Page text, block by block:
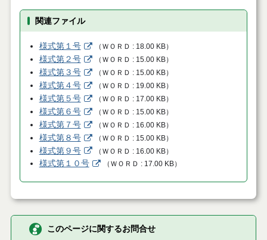
関連ファイル
様式第１号 （ ＷＯＲＤ 18.00 KB）
様式第２号 （ ＷＯＲＤ 15.00 KB）
様式第３号 （ ＷＯＲＤ 15.00 KB）
様式第４号 （ ＷＯＲＤ 19.00 KB）
様式第５号 （ ＷＯＲＤ 17.00 KB）
様式第６号 （ ＷＯＲＤ 15.00 KB）
様式第７号 （ ＷＯＲＤ 16.00 KB）
様式第８号 （ ＷＯＲＤ 15.00 KB）
様式第９号 （ ＷＯＲＤ 16.00 KB）
様式第１０号 （ ＷＯＲＤ 17.00 KB）
このページに関するお問合せ